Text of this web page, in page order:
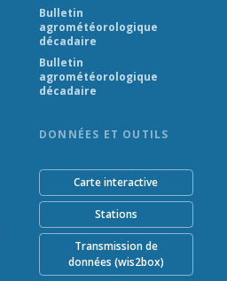
Bulletin
agrométéorologique
décadaire
Bulletin
agrométéorologique
décadaire
DONNÉES ET OUTILS
Carte interactive
Stations
Transmission de
données (wis2box)